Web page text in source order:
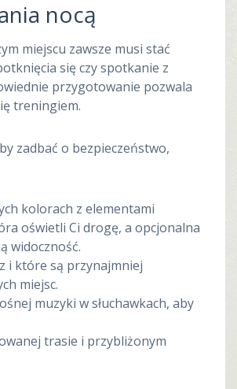
nocą
miejscu zawsze musi stać
się czy spotkanie z
przygotowanie pozwala
treningiem.
zadbać o bezpieczeństwo,
kolorach z elementami
oświetli Ci drogę, a opcjonalna
widoczność.
i które są przynajmniej
miejsc.
muzyki w słuchawkach, aby
trasie i przybliżonym